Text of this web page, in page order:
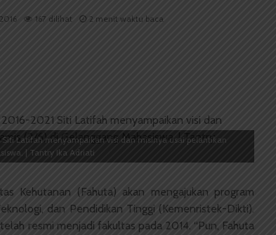
167 dilihat 2 menit waktu baca
Latifah menyampaikan visi dan misinya usai pelantikan
| Tantry Ika Adriati
Kehutanan (Fahuta) akan mengajukan program
dan Pendidikan Tinggi (Kemenristek-Dikti).
resmi menjadi fakultas pada 2014. “Pun, Fahuta